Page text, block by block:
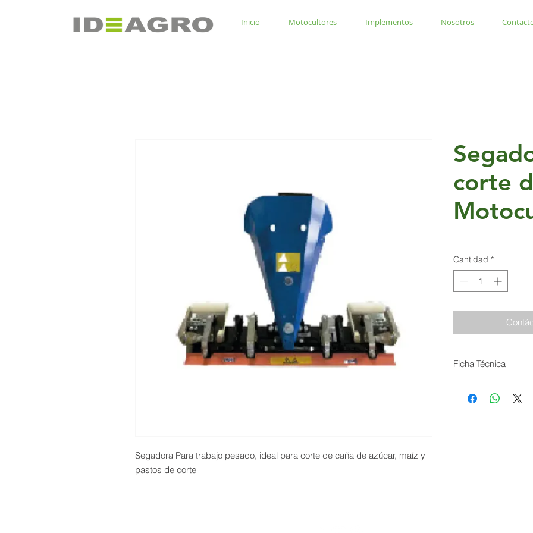
Inicio Motocultores Implementos Nosotros
Segadora Para trabajo pesado, ideal para corte de caña de azúcar, maíz y
pastos de corte
corte
Cantidad *
Ficha Técnica
Ancho de Corte: